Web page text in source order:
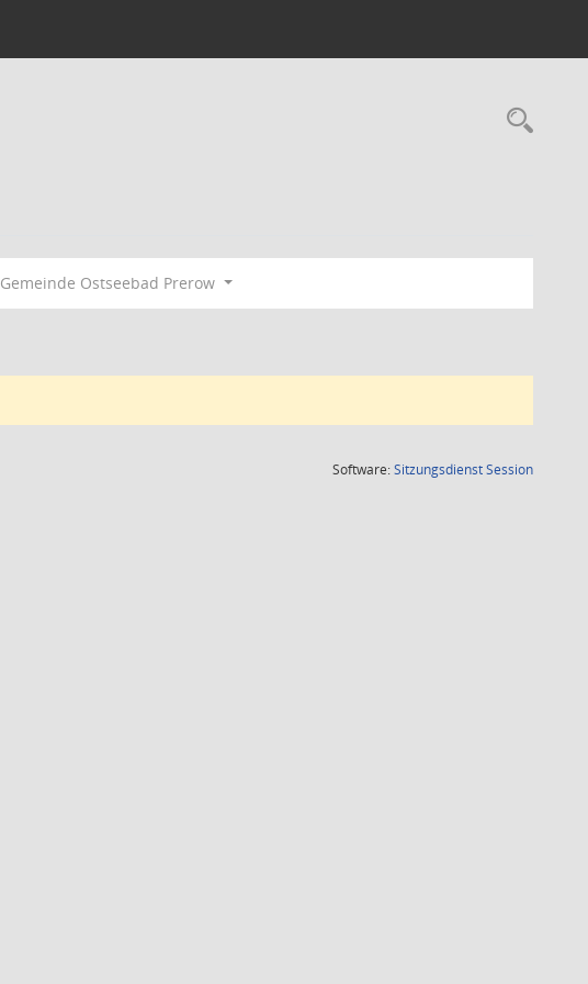
Gemeinde Ostseebad Prerow
Software:SitzungsdienstSession(Wird in